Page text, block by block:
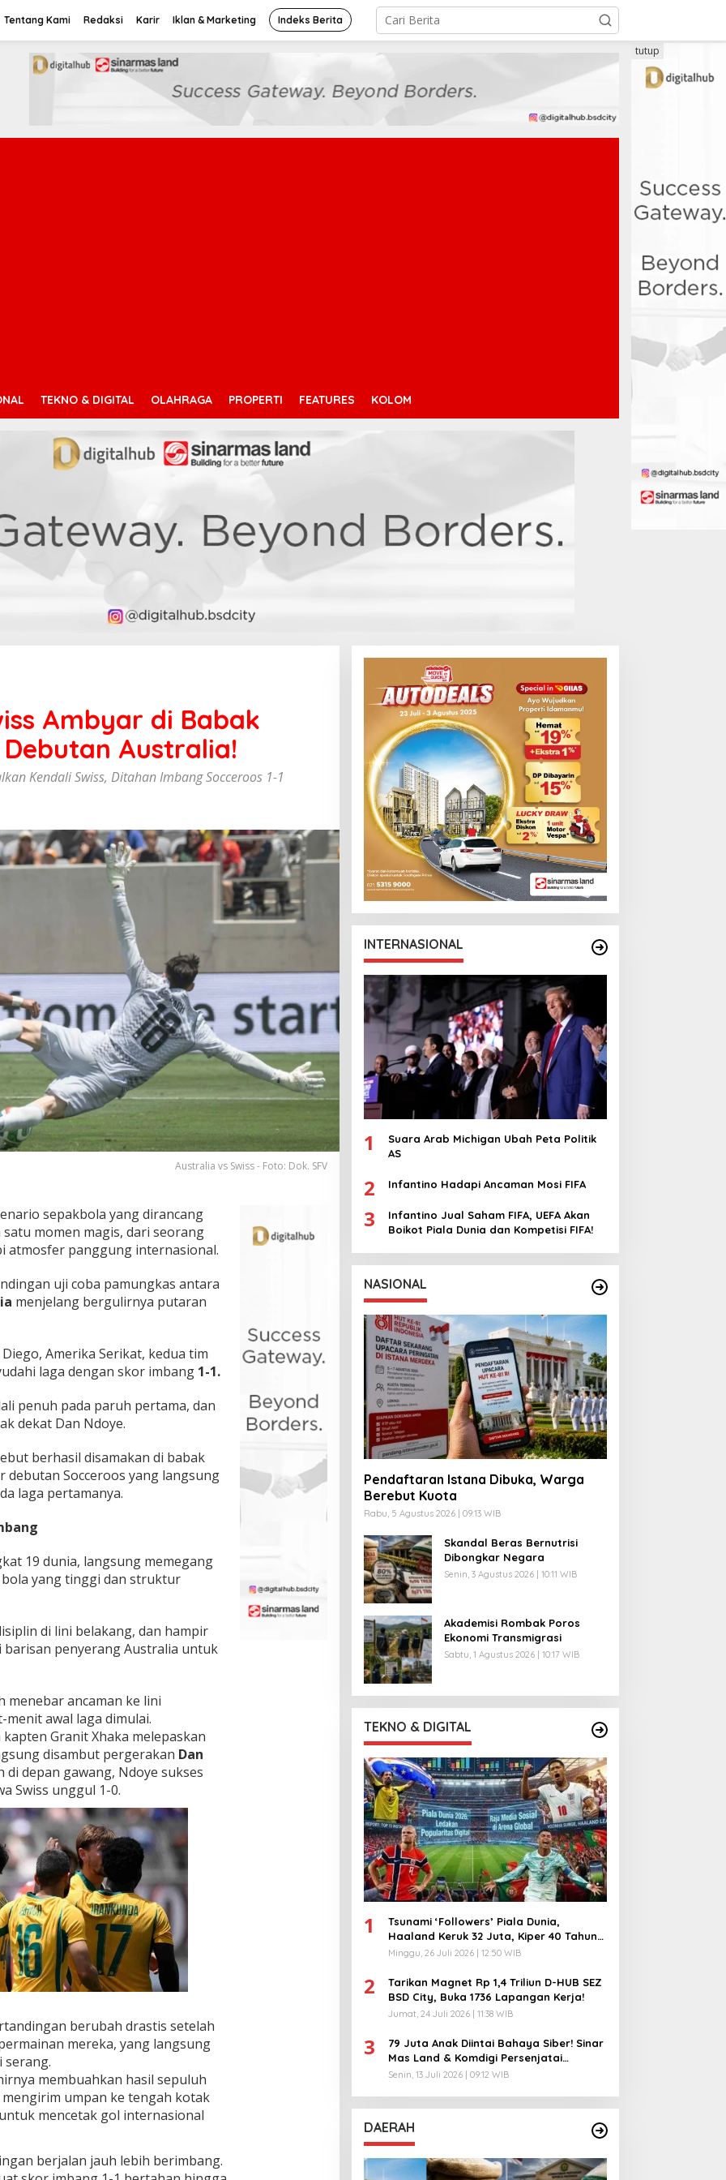
Tentang Kami Redaksi Karir Iklan & Marketing Indeks Berita
TEKNO & DIGITAL OLAHRAGA PROPERTI FEATURES KOLOM
tutup
Ambyar di Babak
Australia!
Kendali Swiss, Ditahan Imbang Socceroos 1-1
Australia vs Swiss - Foto: Dok. SFV
sepakbola yang dirancang
momen magis, dari seorang
atmosfer panggung internasional.
uji coba pamungkas antara
menjelang bergulirnya putaran
Amerika Serikat, kedua tim
laga dengan skor imbang 1-1.
penuh pada paruh pertama, dan
dekat Dan Ndoye.
berhasil disamakan di babak
debutan Socceroos yang langsung
laga pertamanya.
19 dunia, langsung memegang
yang tinggi dan struktur
di lini belakang, dan hampir
penyerang Australia untuk
menebar ancaman ke lini
awal laga dimulai.
Granit Xhaka melepaskan
disambut pergerakan Dan
depan gawang, Ndoye sukses
Swiss unggul 1-0.
berubah drastis setelah
mereka, yang langsung
serang.
membuahkan hasil sepuluh
umpan ke tengah kotak
untuk mencetak gol internasional
berjalan jauh lebih berimbang.
INTERNASIONAL
1
Suara Arab Michigan Ubah Peta Politik
AS
2 Infantino Hadapi Ancaman Mosi FIFA
3
Infantino Jual Saham FIFA, UEFA Akan
Boikot Piala Dunia dan Kompetisi FIFA!
NASIONAL
Pendaftaran Istana Dibuka, Warga
Berebut Kuota
Rabu, 5 Agustus 2026 | 09:13 WIB
Skandal Beras Bernutrisi
Dibongkar Negara
Senin, 3 Agustus 2026 | 10:11 WIB
Akademisi Rombak Poros
Ekonomi Transmigrasi
Sabtu, 1 Agustus 2026 | 10:17 WIB
TEKNO & DIGITAL
1
Tsunami ‘Followers’ Piala Dunia,
Haaland Keruk 32 Juta, Kiper 40 Tahun
Bikin Geger!
Minggu, 26 Juli 2026 | 12:50 WIB
2
Tarikan Magnet Rp 1,4 Triliun D-HUB SEZ
BSD City, Buka 1736 Lapangan Kerja!
Jumat, 24 Juli 2026 | 11:38 WIB
3
79 Juta Anak Diintai Bahaya Siber! Sinar
Mas Land & Komdigi Persenjatai
Ratusan Guru!
Senin, 13 Juli 2026 | 09:12 WIB
DAERAH